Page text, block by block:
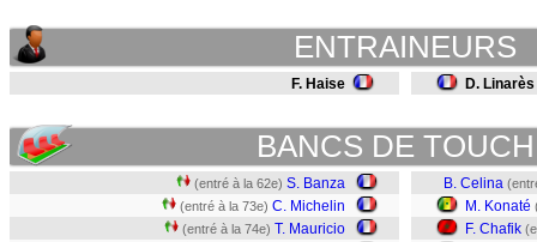
ENTRAINEURS
F. Haise D. Linarès
BANCS DE
(entré à la 62e) S. Banza
(entré à la 73e) C. Michelin
(entré à la 74e) T. Mauricio
B. Celina
M. Konaté
F. Chafik